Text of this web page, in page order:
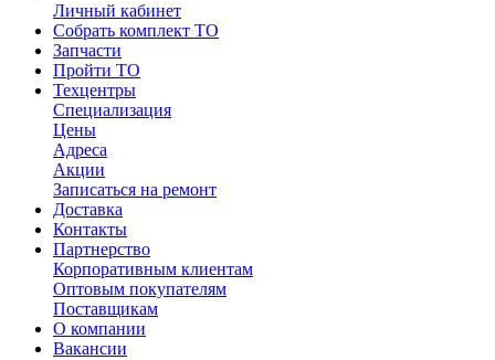
Личный кабинет
Собрать комплект ТО
Запчасти
Пройти ТО
Техцентры
Специализация
Цены
Адреса
Акции
Записаться на ремонт
Доставка
Контакты
Партнерство
Корпоративным клиентам
Оптовым покупателям
Поставщикам
О компании
Вакансии